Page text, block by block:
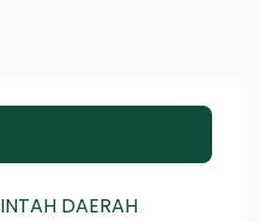
DAERAH